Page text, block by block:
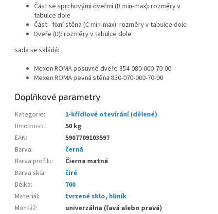
Část se sprchovými dveřmi (B min-max): rozměry v
tabulce dole
Část - fixní stěna (C min-max): rozměry v tabulce dole
Dveře (D): rozměry v tabulce dole
sada se skládá:
Mexen ROMA posuvné dveře 854-080-000-70-00
Mexen ROMA pevná stěna 850-070-000-70-00
Doplňkové parametry
Kategorie:
1-křídlové otevírání (dělené)
Hmotnost:
50 kg
EAN:
5907709103597
Barva:
černá
Barva profilu:
Čierna matná
Barva skla:
čiré
Délka:
700
Materiál: tvrzené sklo, hliník
Montáž:
univerzálna (ľavá alebo pravá)